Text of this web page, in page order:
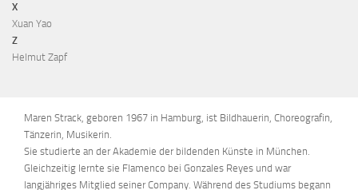
Maren Strack, geboren 1967 in Hamburg, ist Bildhauerin, Choreografin,
Tänzerin, Musikerin.
Sie studierte an der Akademie der bildenden Künste in München.
Gleichzeitig lernte sie Flamenco bei Gonzales Reyes und war
langjähriges Mitglied seiner Company. Während des Studiums begann
X
Xuan Yao
Z
Helmut Zapf